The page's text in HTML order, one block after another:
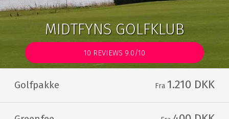
MIDTFYNS GOLFKLUB
10 REVIEWS 9.0/10
Golfpakke Fra 1.210 DKK